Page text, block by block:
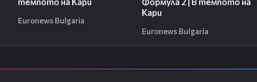
Euronews Bulgaria
Кари
Euronews Bulgaria